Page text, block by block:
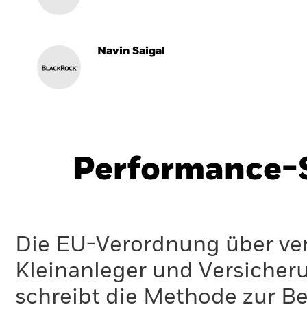
Navin Saigal
Performance-
Die EU-Verordnung über
Kleinanleger und
schreibt die Methode zur